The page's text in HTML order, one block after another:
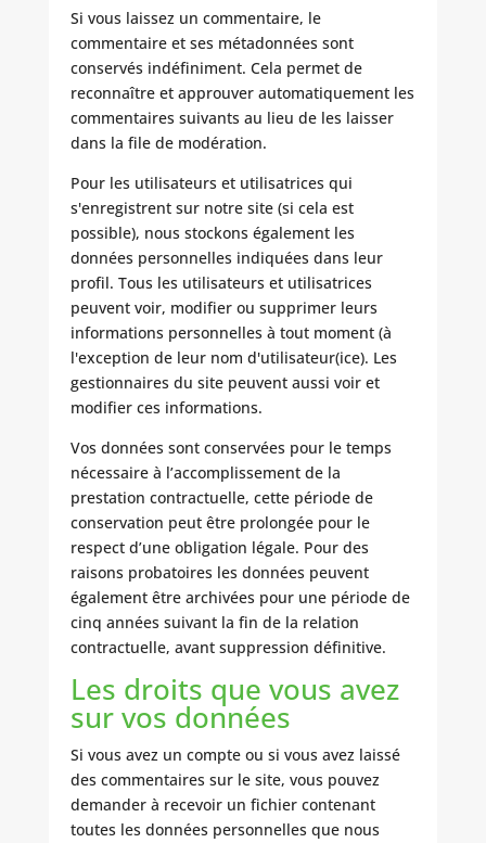
Si vous laissez un commentaire, le
commentaire et ses métadonnées sont
conservés indéfiniment. Cela permet de
reconnaître et approuver automatiquement les
commentaires suivants au lieu de les laisser
dans la file de modération.
Pour les utilisateurs et utilisatrices qui
s'enregistrent sur notre site (si cela est
possible), nous stockons également les
données personnelles indiquées dans leur
profil. Tous les utilisateurs et utilisatrices
peuvent voir, modifier ou supprimer leurs
informations personnelles à tout moment (à
l'exception de leur nom d'utilisateur(ice). Les
gestionnaires du site peuvent aussi voir et
modifier ces informations.
Vos données sont conservées pour le temps
nécessaire à l’accomplissement de la
prestation contractuelle, cette période de
conservation peut être prolongée pour le
respect d’une obligation légale. Pour des
raisons probatoires les données peuvent
également être archivées pour une période de
cinq années suivant la fin de la relation
contractuelle, avant suppression définitive.
Les droits que vous avez
sur vos données
Si vous avez un compte ou si vous avez laissé
des commentaires sur le site, vous pouvez
demander à recevoir un fichier contenant
toutes les données personnelles que nous